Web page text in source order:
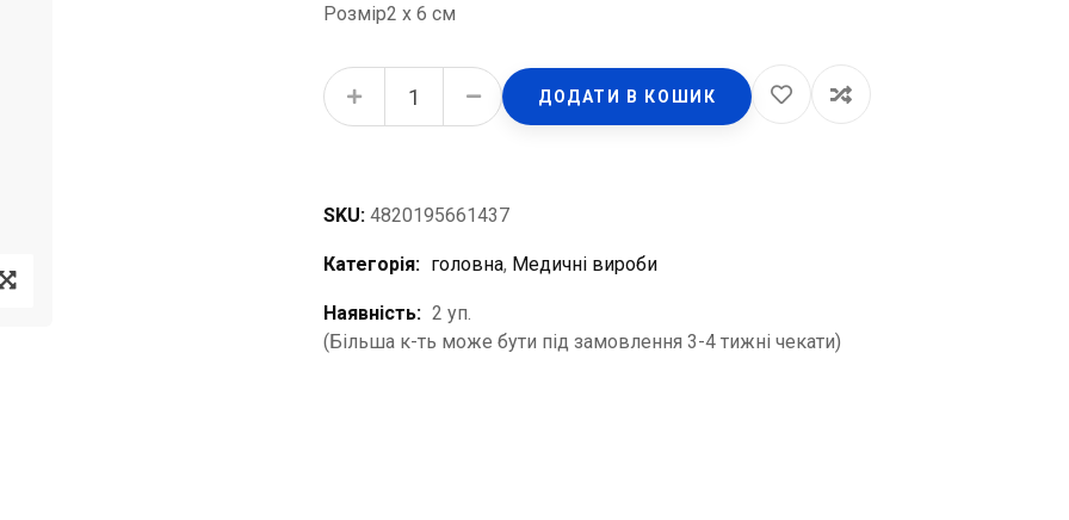
Розмір2 х 6 см
Пластир мозольний 2 х 6 см/FD Family Doctor, 5 шт. в пакованні quantity
ДОДАТИ В КОШИК
SKU: 4820195661437
Категорія: головна, Медичні вироби
Наявність: 2 уп.
(Більша к-ть може бути під замовлення 3-4 тижні чекати)